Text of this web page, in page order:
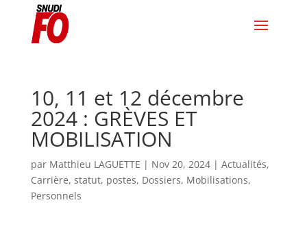
10, 11 et 12 décembre
2024 : GRÈVES ET
MOBILISATION
par Matthieu LAGUETTE | Nov 20, 2024| Actualités,
Carrière, statut, postes, Dossiers, Mobilisations,
Personnels